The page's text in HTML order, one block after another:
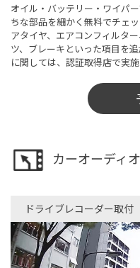
オイル・バッテリー・ワイパ
ちな部品を細かく無料でチェ
アタイヤ、エアコンフィルタ
ツ、ブレーキといった項目を
に関しては、認証取得店で実施
カーオーディ
ドライブレコーダー取付